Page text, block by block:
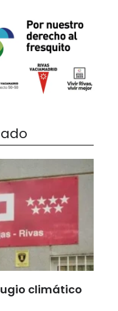
climático